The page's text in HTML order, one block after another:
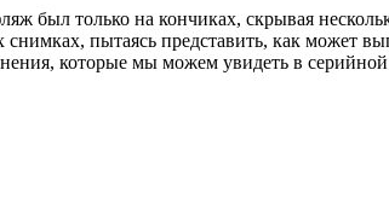
был только на кончиках, скрывая
пытаясь представить, как может
которые мы можем увидеть в